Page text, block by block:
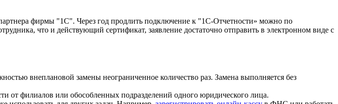
фирмы "1С". Через год продлить подключение к "1С-Отчетности» можно по
что и действующий сертификат, заявление достаточно отправить в электронном виде с
внеплановой замены неограниченное количество раз. Замена выполняется без
от филиалов или обособленных подразделений одного юридического лица.